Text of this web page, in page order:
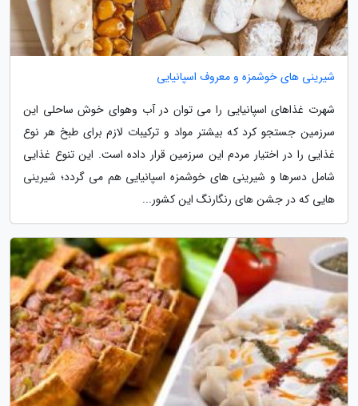
شیرینی های خوشمزه و معروف اسپانیایی
شهرت غذاهای اسپانیایی را می توان در آب وهوای خوش ساحلی این
سرزمین جستجو کرد که بیشتر مواد و ترکیبات لازم برای طبخ هر نوع
غذایی را در اختیار مردم این سرزمین قرار داده است. این تنوع غذایی
شامل دسرها و شیرینی های خوشمزه اسپانیایی هم می گردد؛ شیرینی
هایی که در جشن های رنگارنگ این کشور...